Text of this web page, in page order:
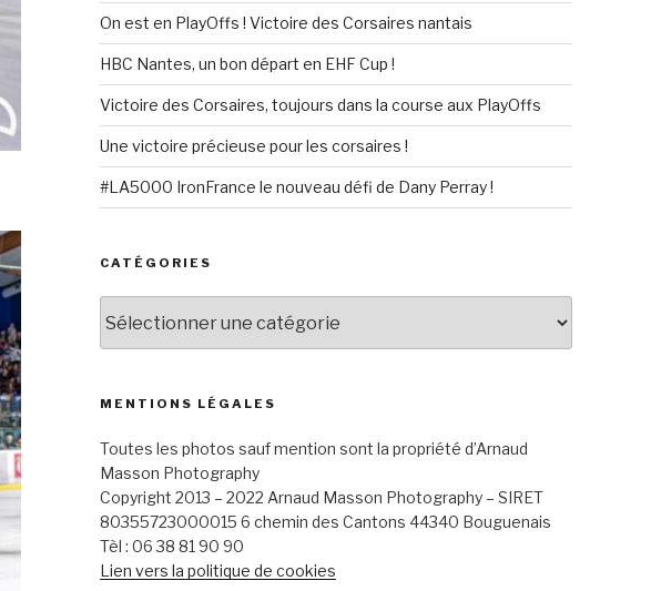
On est en PlayOffs ! Victoire des Corsaires nantais
HBC Nantes, un bon départ en EHF Cup !
Victoire des Corsaires, toujours dans la course aux PlayOffs
Une victoire précieuse pour les corsaires !
#LA5000 IronFrance le nouveau défi de Dany Perray !
CATÉGORIES
MENTIONS LÉGALES
Toutes les photos sauf mention sont la propriété d’Arnaud
Masson Photography
Copyright 2013 – 2022 Arnaud Masson Photography – SIRET
80355723000015 6 chemin des Cantons 44340 Bouguenais
Tèl : 06 38 81 90 90
Lien vers la politique de cookies